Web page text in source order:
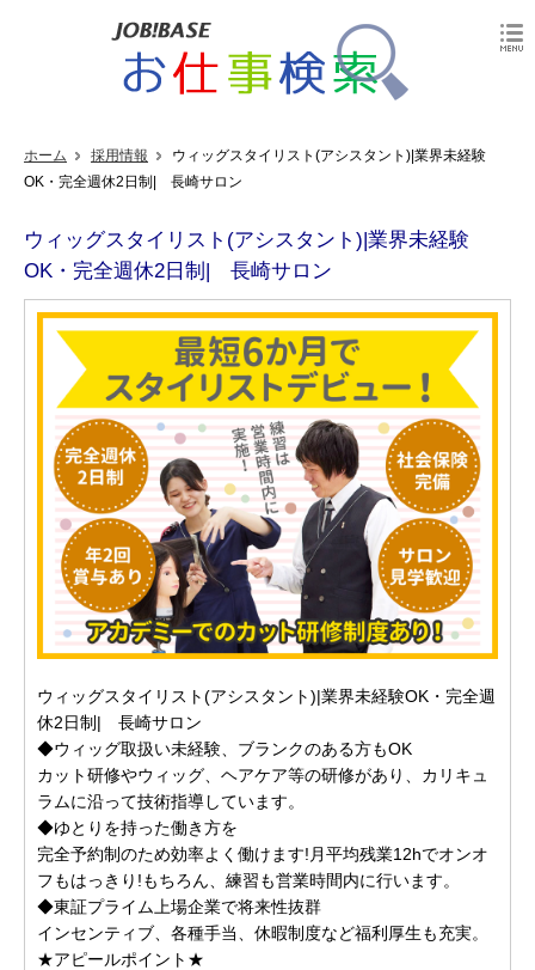
ホーム 採用情報
ウィッグスタイリスト(アシスタント)|業界未経験
OK・完全週休2日制| 長崎サロン
ウィッグスタイリスト(アシスタント)|業界未経験
OK・完全週休2日制| 長崎サロン
ウィッグスタイリスト(アシスタント)|業界未経験OK・完全週
休2日制| 長崎サロン
◆ウィッグ取扱い未経験、ブランクのある方もOK
カット研修やウィッグ、ヘアケア等の研修があり、カリキュ
ラムに沿って技術指導しています。
◆ゆとりを持った働き方を
完全予約制のため効率よく働けます!月平均残業12hでオンオ
フもはっきり!もちろん、練習も営業時間内に行います。
◆東証プライム上場企業で将来性抜群
インセンティブ、各種手当、休暇制度など福利厚生も充実。
★アピールポイント★